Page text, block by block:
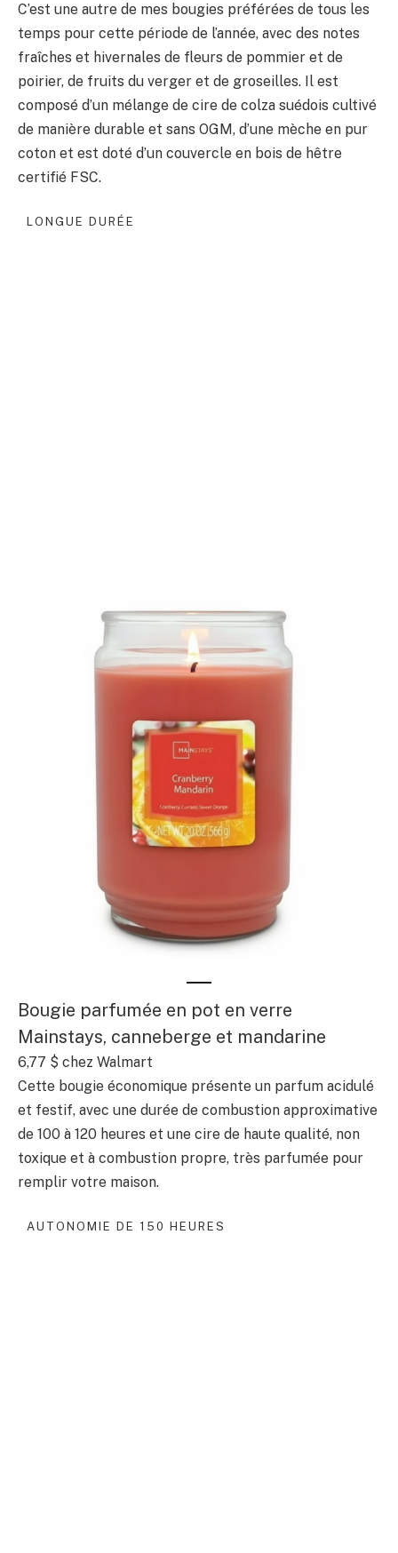
C’est une autre de mes bougies préférées de tous les
temps pour cette période de l’année, avec des notes
fraîches et hivernales de fleurs de pommier et de
poirier, de fruits du verger et de groseilles. Il est
composé d’un mélange de cire de colza suédois cultivé
de manière durable et sans OGM, d’une mèche en pur
coton et est doté d’un couvercle en bois de hêtre
certifié FSC.
LONGUE DURÉE
Bougie parfumée en pot en verre
Mainstays, canneberge et mandarine
6,77 $ chez Walmart
Cette bougie économique présente un parfum acidulé
et festif, avec une durée de combustion approximative
de 100 à 120 heures et une cire de haute qualité, non
toxique et à combustion propre, très parfumée pour
remplir votre maison.
AUTONOMIE DE 150 HEURES